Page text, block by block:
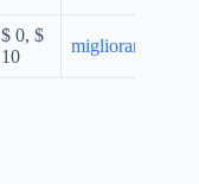
$ 0, $
10